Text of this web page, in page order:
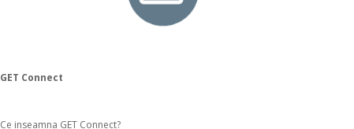
GET Connect
Ce inseamna GET Connect?